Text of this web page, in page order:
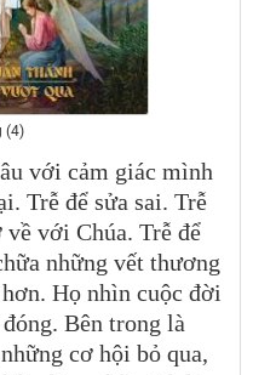
(4)
với cảm giác mình
Trễ để sửa sai. Trễ
với Chúa. Trễ để
những vết thương
Họ nhìn cuộc đời
Bên trong là
cơ hội bỏ qua,